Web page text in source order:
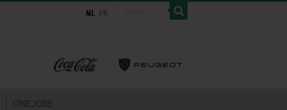
CINEJOBS